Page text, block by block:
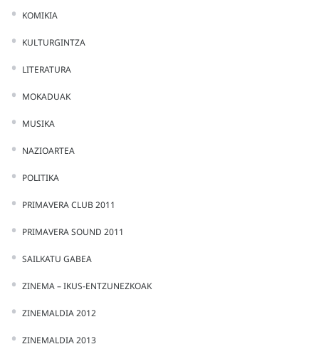
KOMIKIA
KULTURGINTZA
LITERATURA
MOKADUAK
MUSIKA
NAZIOARTEA
POLITIKA
PRIMAVERA CLUB 2011
PRIMAVERA SOUND 2011
SAILKATU GABEA
ZINEMA – IKUS-ENTZUNEZKOAK
ZINEMALDIA 2012
ZINEMALDIA 2013